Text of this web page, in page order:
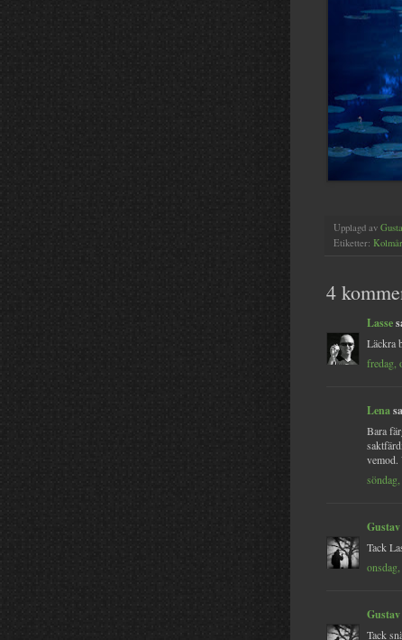
Upplagd av
Etiketter:
4
Lasse
Läckra
fredag,
Lena
Bara
vemod.
Tack
Tack